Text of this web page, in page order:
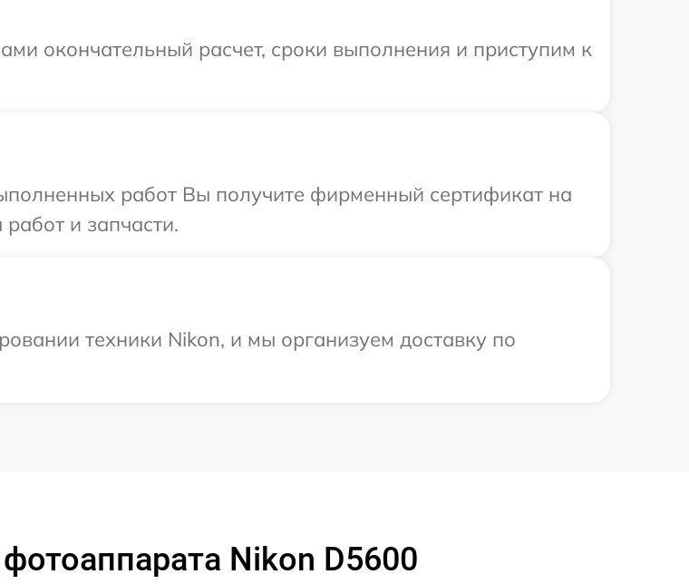
окончательный расчет, сроки выполнения и приступим к
работ Вы получите фирменный сертификат на
и запчасти.
техники Nikon, и мы организуем доставку по
Nikon D5600